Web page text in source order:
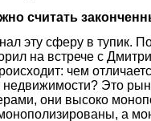
считать
эту сферу в тупик.
на встрече с
чем
недвижимости? Это
они высоко
а